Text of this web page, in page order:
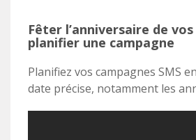
Fêter l’anniversaire de
planifier une campagne
Planifiez vos campagnes SMS
date précise, notamment les